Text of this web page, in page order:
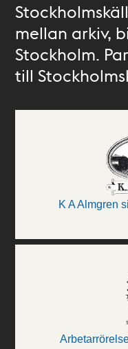
mellan arkiv,
Stockholm.
till
K A Almgren